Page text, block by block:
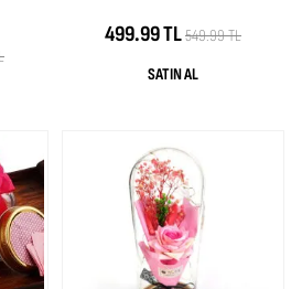
499.99 TL549.99 TL